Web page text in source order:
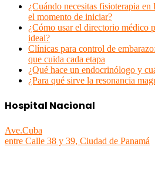
¿Cuándo necesitas fisioterapia en
el momento de iniciar?
¿Cómo usar el directorio médico
ideal?
Clínicas para control de
que cuida cada etapa
¿Qué hace un endocrinólogo y
¿Para qué sirve la resonancia
Hospital Nacional
Ave.Cuba
entre Calle 38 y 39, Ciudad de Panamá